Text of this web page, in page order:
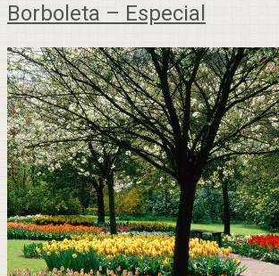
Borboleta – Especial